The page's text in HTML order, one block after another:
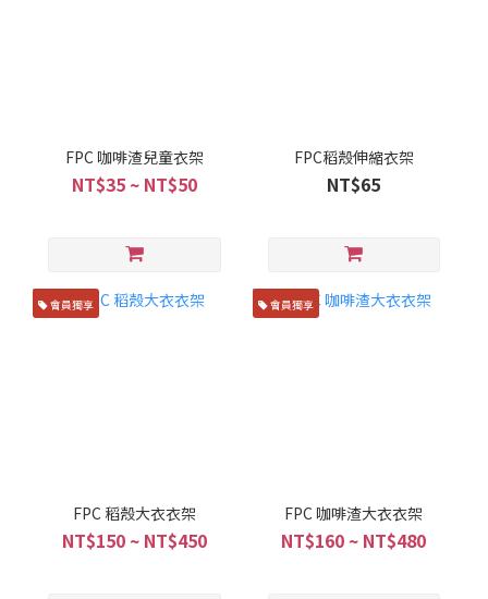
FPC 咖啡渣兒童衣架
NT$35 ~ NT$50
FPC稻殼伸縮衣架
NT$65
會員獨享
FPC 稻殼大衣衣架
NT$150 ~ NT$450
會員獨享
FPC 咖啡渣大衣衣架
NT$160 ~ NT$480